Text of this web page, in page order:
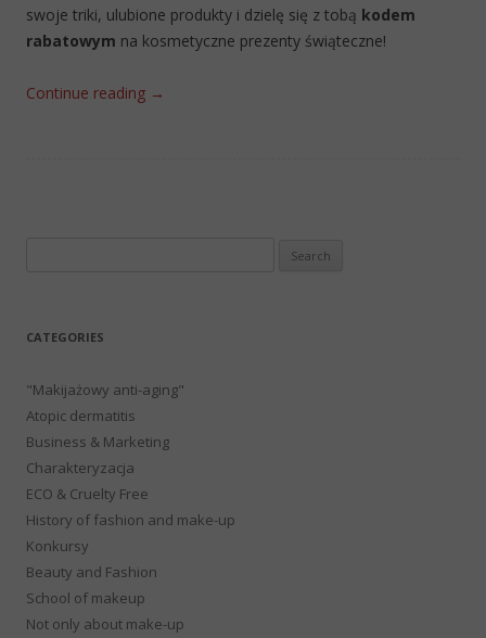
swoje triki, ulubione produkty i dzielę się z tobą kodem
rabatowym na kosmetyczne prezenty świąteczne!
Continue reading →
CATEGORIES
"Makijażowy anti-aging"
Atopic dermatitis
Business & Marketing
Charakteryzacja
ECO & Cruelty Free
History of fashion and make-up
Konkursy
Beauty and Fashion
School of makeup
Not only about make-up